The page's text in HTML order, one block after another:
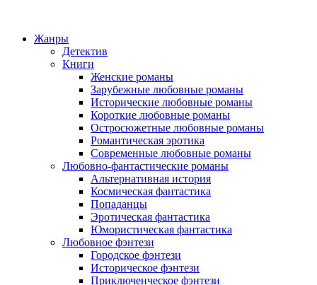
Жанры
Детектив
Книги
Женские романы
Зарубежные любовные романы
Исторические любовные романы
Короткие любовные романы
Остросюжетные любовные романы
Романтическая эротика
Современные любовные романы
Любовно-фантастические романы
Альтернативная история
Космическая фантастика
Попаданцы
Эротическая фантастика
Юмористическая фантастика
Любовное фэнтези
Городское фэнтези
Историческое фэнтези
Приключенческое фэнтези